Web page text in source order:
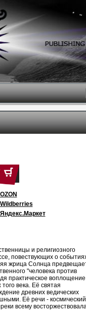
и религиозного
повествующих о
жрица Солнца
"человека против
практическое воплощение
века. Её святая
древних ведических
Её речи - космический
всему